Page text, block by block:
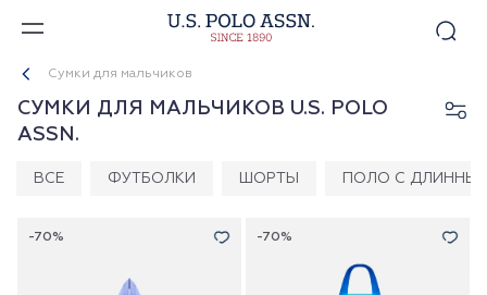
Сумки для мальчиков
СУМКИ ДЛЯ МАЛЬЧИКОВ U.S. POLO
ASSN.
ВСЕ ФУТБОЛКИ ШОРТЫ ПОЛО С
-70% -70%